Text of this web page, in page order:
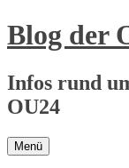
Zum
Inhalt
Blog der
Infos rund
OU24
Menü